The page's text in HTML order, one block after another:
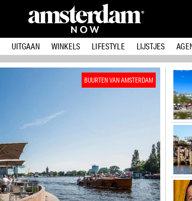
UITGAAN WINKELS LIFESTYLE LIJSTJES
BUURTEN VAN AMSTERDAM